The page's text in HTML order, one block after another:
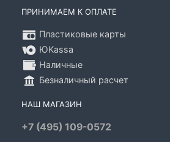
ПРИНИМАЕМ К ОПЛАТЕ
Пластиковые карты
ЮKassa
Наличные
Безналичный расчет
НАШ МАГАЗИН
+7 (495) 109-0572